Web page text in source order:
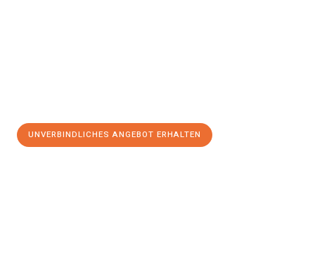
UNVERBINDLICHES ANGEBOT ERHALTEN